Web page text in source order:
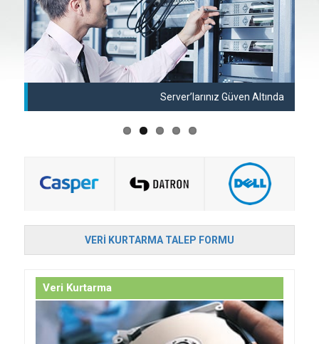
Server’larınız Güven Altında
VERI KURTARMA TALEP FORMU
Veri Kurtarma